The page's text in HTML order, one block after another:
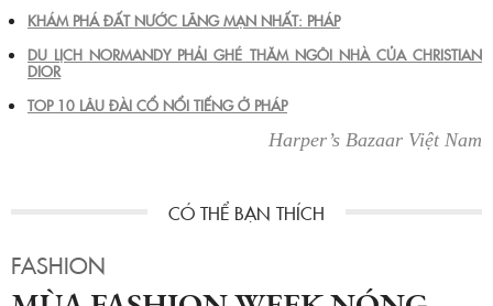
KHÁM PHÁ ĐẤT NƯỚC LÃNG MẠN NHẤT: PHÁP
DU LỊCH NORMANDY PHẢI GHÉ THĂM NGÔI NHÀ CỦA CHRISTIAN
DIOR
TOP 10 LÂU ĐÀI CỔ NỔI TIẾNG Ở PHÁP
Harper’s Bazaar Việt Nam
FASHION